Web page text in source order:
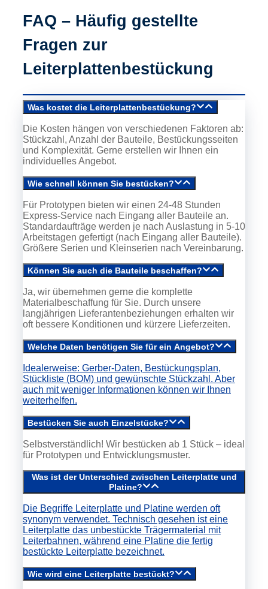
FAQ – Häufig gestellte
Fragen zur
Leiterplattenbestückung
Was kostet die Leiterplattenbestückung?
Die Kosten hängen von verschiedenen Faktoren ab:
Stückzahl, Anzahl der Bauteile, Bestückungsseiten
und Komplexität. Gerne erstellen wir Ihnen ein
individuelles Angebot.
Wie schnell können Sie bestücken?
Für Prototypen bieten wir einen 24-48 Stunden
Express-Service nach Eingang aller Bauteile an.
Standardaufträge werden je nach Auslastung in 5-10
Arbeitstagen gefertigt (nach Eingang aller Bauteile).
Größere Serien und Kleinserien nach Vereinbarung.
Können Sie auch die Bauteile beschaffen?
Ja, wir übernehmen gerne die komplette
Materialbeschaffung für Sie. Durch unsere
langjährigen Lieferantenbeziehungen erhalten wir
oft bessere Konditionen und kürzere Lieferzeiten.
Welche Daten benötigen Sie für ein Angebot?
Idealerweise: Gerber-Daten, Bestückungsplan,
Stückliste (BOM) und gewünschte Stückzahl. Aber
auch mit weniger Informationen können wir Ihnen
weiterhelfen.
Bestücken Sie auch Einzelstücke?
Selbstverständlich! Wir bestücken ab 1 Stück – ideal
für Prototypen und Entwicklungsmuster.
Was ist der Unterschied zwischen Leiterplatte und
Platine?
Die Begriffe Leiterplatte und Platine werden oft
synonym verwendet. Technisch gesehen ist eine
Leiterplatte das unbestückte Trägermaterial mit
Leiterbahnen, während eine Platine die fertig
bestückte Leiterplatte bezeichnet.
Wie wird eine Leiterplatte bestückt?